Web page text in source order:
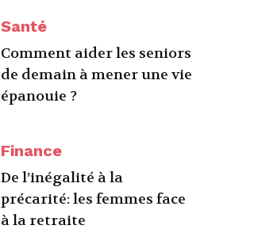
Santé
Comment aider les seniors
de demain à mener une vie
épanouie ?
Finance
De l’inégalité à la
précarité: les femmes face
à la retraite